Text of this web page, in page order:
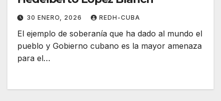
30 ENERO, 2026 REDH-CUBA
El ejemplo de soberanía que ha dado al mundo el
pueblo y Gobierno cubano es la mayor amenaza
para el…